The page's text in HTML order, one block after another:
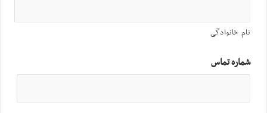
نام خانوادگی
شماره تماس